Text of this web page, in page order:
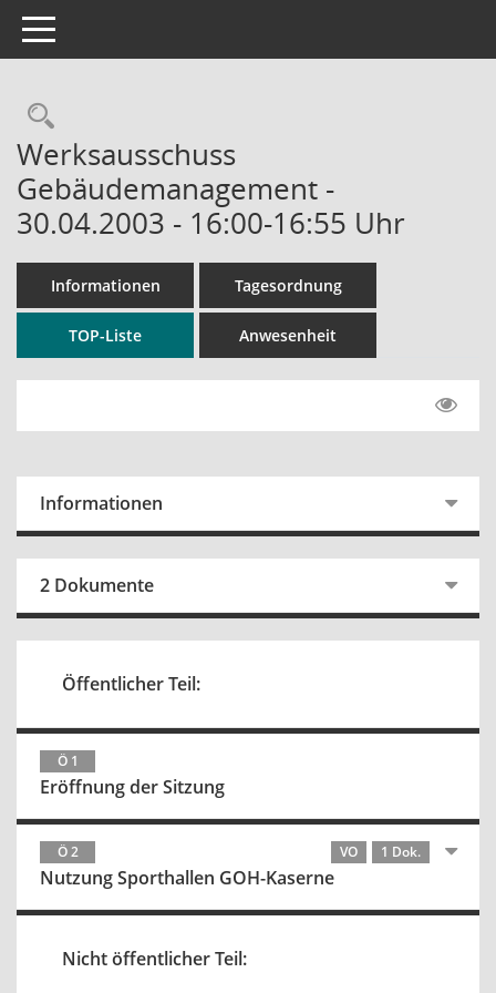
Toggle navigation
Rechercheauswahl
Werksausschuss
Gebäudemanagement -
30.04.2003 - 16:00-16:55 Uhr
Informationen Tagesordnung
TOP-Liste Anwesenheit
Informationen
2 Dokumente
Öffentlicher Teil:
Ö 1
Eröffnung der Sitzung
Ö 2 VO 1 Dok.
Nutzung Sporthallen GOH-Kaserne
Nicht öffentlicher Teil: